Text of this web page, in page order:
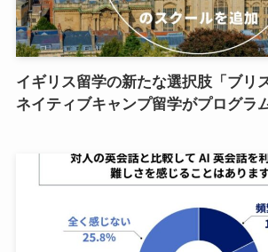
イギリス留学の新たな選択肢「ブリ
ネイティブキャンプ留学がプログラ